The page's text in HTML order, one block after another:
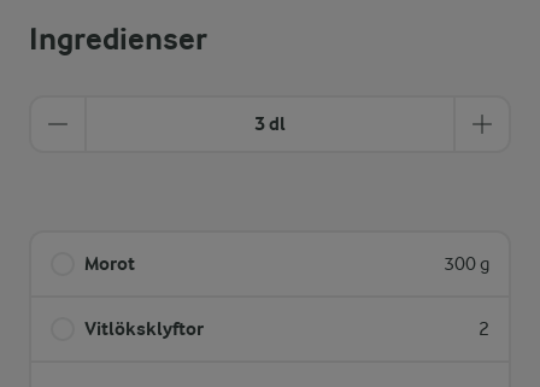
Ingredienser
3 dl
Morot 300 g
Vitlöksklyftor 2